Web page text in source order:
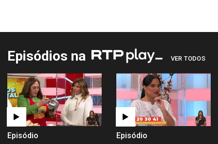
Episódios na VER TODOS
Episódio Episódio